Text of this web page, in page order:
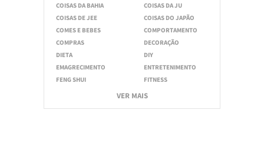
COISAS DA BAHIA
COISAS DA JU
COISAS DE JEE
COISAS DO JAPÃO
COMES E BEBES
COMPORTAMENTO
COMPRAS
DECORAÇÃO
DIETA
DIY
EMAGRECIMENTO
ENTRETENIMENTO
FENG SHUI
FITNESS
VER MAIS